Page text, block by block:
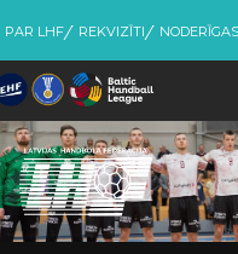
PAR LHF REKVIZĪTI